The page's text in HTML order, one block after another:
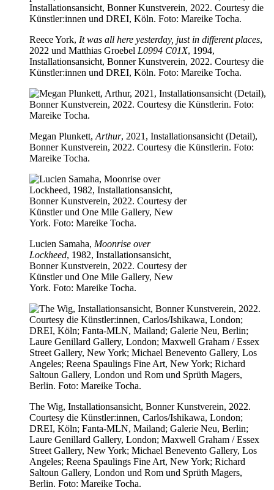
Reece York, It was all here yesterday, just in different places,
2022 und Matthias Groebel L0994 C01X, 1994,
Installationsansicht, Bonner Kunstverein, 2022. Courtesy die
Künstler:innen und DREI, Köln. Foto: Mareike Tocha.
Megan Plunkett, Arthur, 2021, Installationsansicht (Detail),
Bonner Kunstverein, 2022. Courtesy die Künstlerin. Foto:
Mareike Tocha.
Lucien Samaha, Moonrise over
Lockheed, 1982, Installationsansicht,
Bonner Kunstverein, 2022. Courtesy der
Künstler und One Mile Gallery, New
York. Foto: Mareike Tocha.
The Wig, Installationsansicht, Bonner Kunstverein, 2022.
Courtesy die Künstler:innen, Carlos/Ishikawa, London;
DREI, Köln; Fanta-MLN, Mailand; Galerie Neu, Berlin;
Laure Genillard Gallery, London; Maxwell Graham / Essex
Street Gallery, New York; Michael Benevento Gallery, Los
Angeles; Reena Spaulings Fine Art, New York; Richard
Saltoun Gallery, London und Rom und Sprüth Magers,
Berlin. Foto: Mareike Tocha.